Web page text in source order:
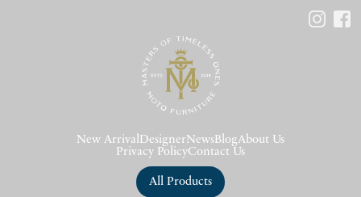
New Arrival DesignerNews BlogAbout Us
Privacy PolicyContact Us
All Products